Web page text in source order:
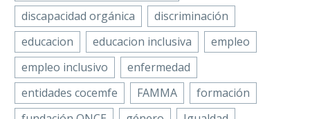
discapacidad orgánica
discriminación
educacion
educacion inclusiva
empleo
empleo inclusivo
enfermedad
entidades cocemfe
FAMMA
formación